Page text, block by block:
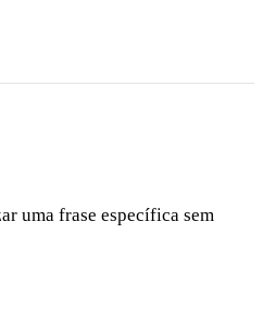
uma frase específica sem